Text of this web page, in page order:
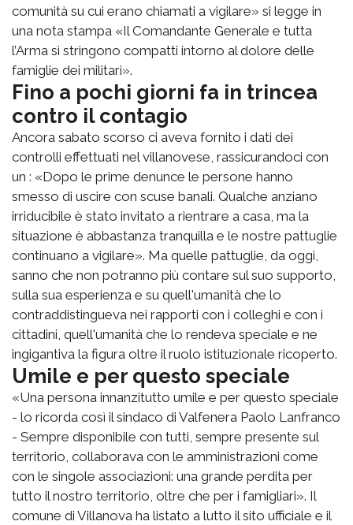
comunità su cui erano chiamati a vigilare» si legge in
una nota stampa «Il Comandante Generale e tutta
l’Arma si stringono compatti intorno al dolore delle
famiglie dei militari».
Fino a pochi giorni fa in trincea
contro il contagio
Ancora sabato scorso ci aveva fornito i dati dei
controlli effettuati nel villanovese, rassicurandoci con
un : «Dopo le prime denunce le persone hanno
smesso di uscire con scuse banali. Qualche anziano
irriducibile è stato invitato a rientrare a casa, ma la
situazione è abbastanza tranquilla e le nostre pattuglie
continuano a vigilare». Ma quelle pattuglie, da oggi,
sanno che non potranno più contare sul suo supporto,
sulla sua esperienza e su quell'umanità che lo
contraddistingueva nei rapporti con i colleghi e con i
cittadini, quell'umanità che lo rendeva speciale e ne
ingigantiva la figura oltre il ruolo istituzionale ricoperto.
Umile e per questo speciale
«Una persona innanzitutto umile e per questo speciale
- lo ricorda così il sindaco di Valfenera Paolo Lanfranco
- Sempre disponibile con tutti, sempre presente sul
territorio, collaborava con le amministrazioni come
con le singole associazioni: una grande perdita per
tutto il nostro territorio, oltre che per i famigliari». Il
comune di Villanova ha listato a lutto il sito ufficiale e il